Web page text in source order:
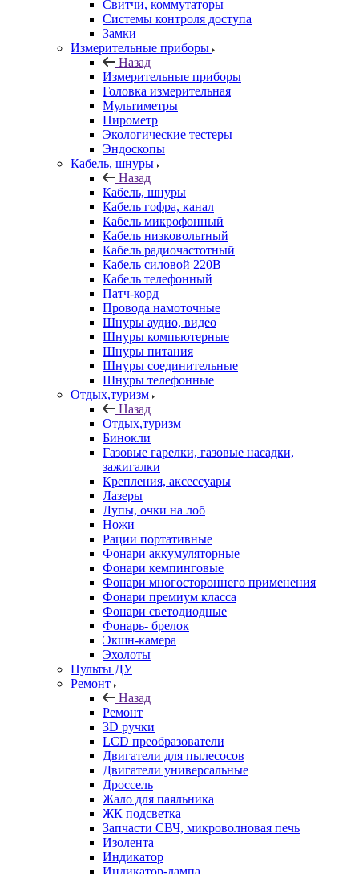
Свитчи, коммутаторы
Системы контроля доступа
Замки
Измерительные приборы
Назад
Измерительные приборы
Головка измерительная
Мультиметры
Пирометр
Экологические тестеры
Эндоскопы
Кабель, шнуры
Назад
Кабель, шнуры
Кабель гофра, канал
Кабель микрофонный
Кабель низковольтный
Кабель радиочастотный
Кабель силовой 220В
Кабель телефонный
Патч-корд
Провода намоточные
Шнуры аудио, видео
Шнуры компьютерные
Шнуры питания
Шнуры соединительные
Шнуры телефонные
Отдых,туризм
Назад
Отдых,туризм
Бинокли
Газовые гарелки, газовые насадки,
зажигалки
Крепления, аксессуары
Лазеры
Лупы, очки на лоб
Ножи
Рации портативные
Фонари аккумуляторные
Фонари кемпинговые
Фонари многостороннего применения
Фонари премиум класса
Фонари светодиодные
Фонарь- брелок
Экшн-камера
Эхолоты
Пульты ДУ
Ремонт
Назад
Ремонт
3D ручки
LCD преобразователи
Двигатели для пылесосов
Двигатели универсальные
Дроссель
Жало для паяльника
ЖК подсветка
Запчасти СВЧ, микроволновая печь
Изолента
Индикатор
Индикатор-лампа